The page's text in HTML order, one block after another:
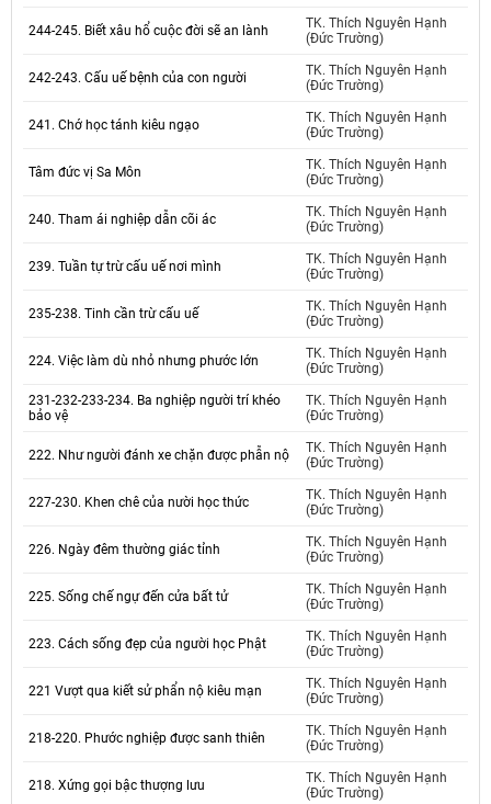
244-245. Biết xâu hổ cuộc đời sẽ an lành
TK. Thích Nguyên Hạnh
(Đức Trường)
242-243. Cấu uế bệnh của con người
TK. Thích Nguyên Hạnh
(Đức Trường)
241. Chớ học tánh kiêu ngạo
TK. Thích Nguyên Hạnh
(Đức Trường)
Tâm đức vị Sa Môn
TK. Thích Nguyên Hạnh
(Đức Trường)
240. Tham ái nghiệp dẫn cõi ác
TK. Thích Nguyên Hạnh
(Đức Trường)
239. Tuần tự trừ cấu uế nơi mình
TK. Thích Nguyên Hạnh
(Đức Trường)
235-238. Tinh cần trừ cấu uế
TK. Thích Nguyên Hạnh
(Đức Trường)
224. Việc làm dù nhỏ nhưng phước lớn
TK. Thích Nguyên Hạnh
(Đức Trường)
231-232-233-234. Ba nghiệp người trí khéo
bảo vệ
TK. Thích Nguyên Hạnh
(Đức Trường)
222. Như người đánh xe chặn được phẫn nộ
TK. Thích Nguyên Hạnh
(Đức Trường)
227-230. Khen chê của nười học thức
TK. Thích Nguyên Hạnh
(Đức Trường)
226. Ngày đêm thường giác tỉnh
TK. Thích Nguyên Hạnh
(Đức Trường)
225. Sống chế ngự đến cửa bất tử
TK. Thích Nguyên Hạnh
(Đức Trường)
223. Cách sống đẹp của người học Phật
TK. Thích Nguyên Hạnh
(Đức Trường)
221 Vượt qua kiết sử phẩn nộ kiêu mạn
TK. Thích Nguyên Hạnh
(Đức Trường)
218-220. Phước nghiệp được sanh thiên
TK. Thích Nguyên Hạnh
(Đức Trường)
218. Xứng gọi bậc thượng lưu
TK. Thích Nguyên Hạnh
(Đức Trường)